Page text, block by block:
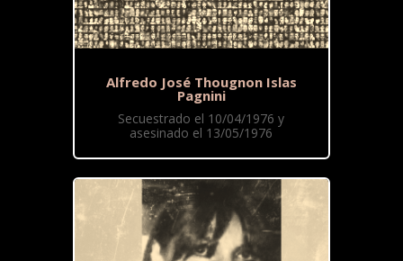
Alfredo José Thougnon Islas
Pagnini
Secuestrado el 10/04/1976 y
asesinado el 13/05/1976